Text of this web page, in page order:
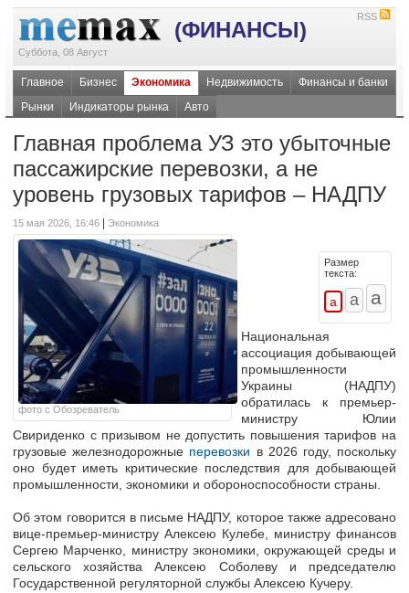
(ФИНАНСЫ)
Суббота, 08 Август
RSS
Главное Бизнес Экономика Недвижимость
Финансы и банки
Рынки
Индикаторы рынка Авто
Главная проблема УЗ это убыточные
пассажирские перевозки, а не
уровень грузовых тарифов – НАДПУ
15 мая 2026, 16:46 Экономика
фото с Обозреватель
Размер
текста:
Национальная
ассоциация добывающей
промышленности
Украины (НАДПУ)
обратилась к премьер-
министру Юлии
Свириденко с призывом не допустить повышения тарифов на
грузовые железнодорожные перевозки в 2026 году, поскольку
оно будет иметь критические последствия для добывающей
промышленности, экономики и обороноспособности страны.
Об этом говорится в письме НАДПУ, которое также адресовано
вице-премьер-министру Алексею Кулебе, министру финансов
Сергею Марченко, министру экономики, окружающей среды и
сельского хозяйства Алексею Соболеву и председателю
Государственной регуляторной службы Алексею Кучеру.